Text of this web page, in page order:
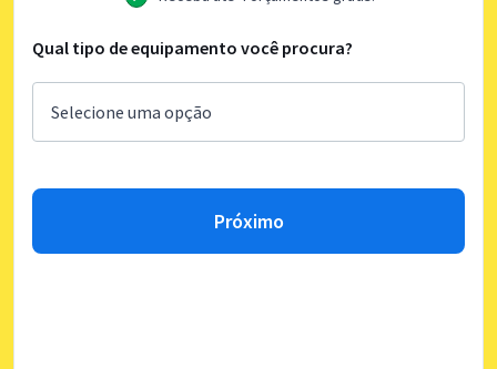
Qual tipo de equipamento você procura?
Próximo